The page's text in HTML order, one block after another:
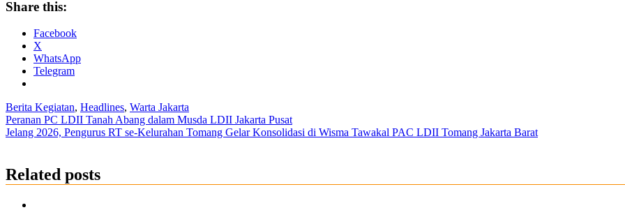
Share this:
Facebook
X
WhatsApp
Telegram
Berita Kegiatan, Headlines, Warta Jakarta
Post
navigation
Peranan PC LDII Tanah Abang dalam Musda LDII Jakarta Pusat
Jelang 2026, Pengurus RT se-Kelurahan Tomang Gelar Konsolidasi di Wisma Tawakal PAC LDII Tomang Jakarta Barat
Related posts